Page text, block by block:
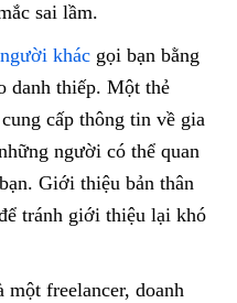
sai lầm.
người khác gọi bạn bằng
danh thiếp. Một thẻ
cấp thông tin về gia
người có thể quan
Giới thiệu bản thân
tránh giới thiệu lại khó
một freelancer, doanh